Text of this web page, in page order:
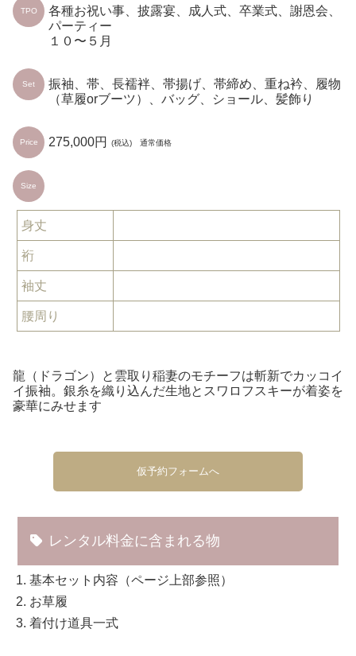
TPO
各種お祝い事、披露宴、成人式、卒業式、謝恩会、
パーティー
１０〜５月
Set
振袖、帯、長襦袢、帯揚げ、帯締め、重ね衿、履物
（草履orブーツ）、バッグ、ショール、髪飾り
Price 275,000円 (税込) 通常価格
Size
身丈
裄
袖丈
腰周り
龍（ドラゴン）と雲取り稲妻のモチーフは斬新でカッコイ
イ振袖。銀糸を織り込んだ生地とスワロフスキーが着姿を
豪華にみせます
仮予約フォームへ
レンタル料金に含まれる物
基本セット内容（ページ上部参照）
お草履
着付け道具一式